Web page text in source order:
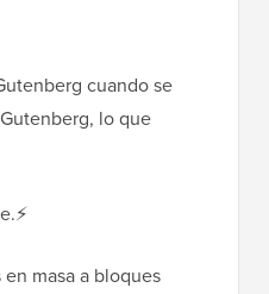
cuando se
lo que
masa a bloques